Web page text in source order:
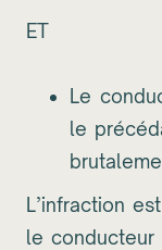
ET
Le
le
L’infraction
le conducteur